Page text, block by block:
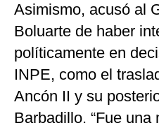
Asimismo, acusó al
Boluarte de haber
políticamente en
INPE, como el
Ancón II y su
Barbadillo. “Fue